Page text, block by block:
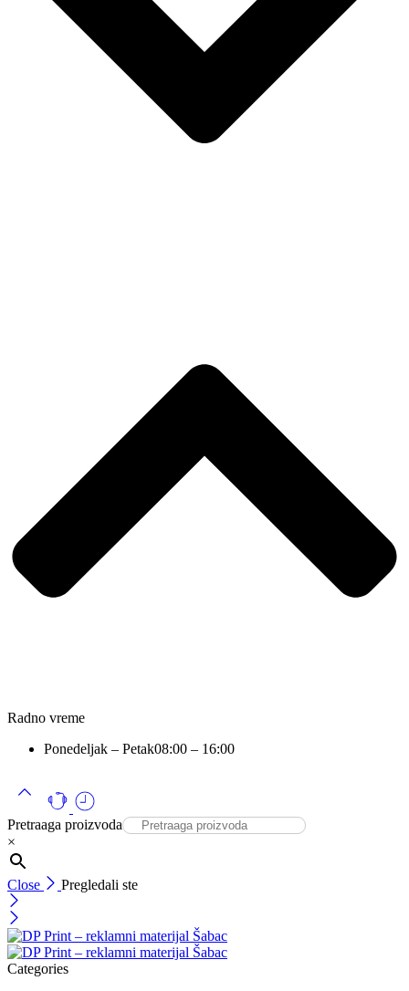
Radno vreme
Ponedeljak – Petak08:00 – 16:00
Pretraaga proizvoda
×
Close Pregledali ste
Categories